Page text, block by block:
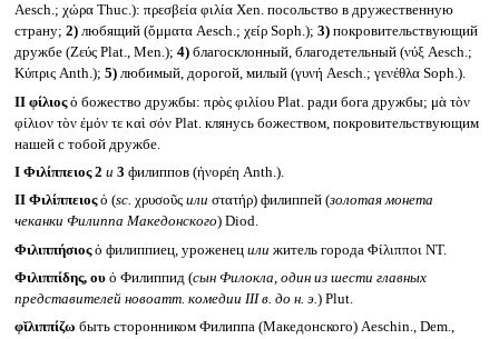
Aesch.; χώρα Thuc.): πρεσβεία φιλία Xen. посольство в дружественную
страну; 2)любящий (ὄμματα Aesch.; χείρ Soph.); 3)покровительствующий
дружбе (Ζεύς Plat., Men.); 4)благосклонный, благодетельный (νύξ Aesch.;
Κύπρις Anth.); 5)любимый, дорогой, милый (γυνή Aesch.; γενέθλα Soph.).
II φίλιοςὁ божество дружбы: πρὸς φιλίου Plat. ради бога дружбы; μὰ τὸν
φίλιον τὸν ἐμόν τε καὶ σόν Plat. клянусь божеством, покровительствующим
нашей с тобой дружбе.
I Φιλίππειος 2 и 3 филиппов (ἠνορέη Anth.).
II Φιλίππειοςὁ (sc. χρυσοῦς или στατήρ) филиппей (золотая монета
чеканки Филиппа Македонского) Diod.
Φιλιππήσιοςὁ филиппиец, уроженец или житель города Φίλιπποι NT.
Φιλιππίδης, ουὁ Филиппид (сын Филокла, один из шести главных
представителей новоатт. комедии III в. до н. э.) Plut.
φῐλιππίζω быть сторонником Филиппа (Македонского) Aeschin., Dem.,